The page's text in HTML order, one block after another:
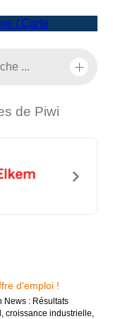
/ Carte
de Piwi
d'emploi !
News : Résultats
croissance industrielle,